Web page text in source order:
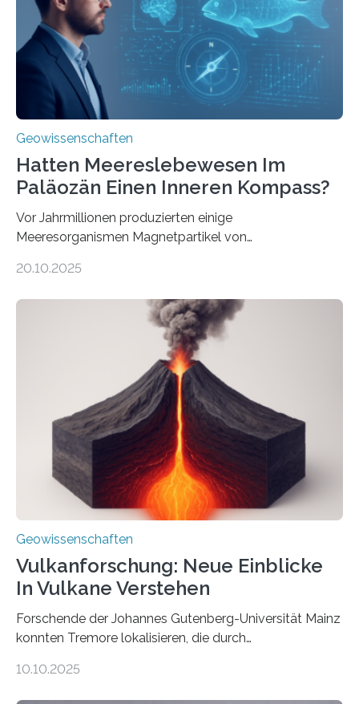
neu, um zu erklären, wie Eisen, das aus hydrothermalen
Systemen freigesetzt wird, über ganze Ozeanbecken
transportiert werden kann. „Das…
Geowissenschaften
Hatten Meereslebewesen Im
Paläozän Einen Inneren Kompass?
Vor Jahrmillionen produzierten einige
Meeresorganismen Magnetpartikel von
Sedimenten zu finden sind. Nun ist es einem
Domänen auf einem dieser „Riesenmagnetfossilien” mit
einer raffinierten Methode an der Diamond-
Röntgenquelle zu kartieren. Ihre Analyse zeigt, dass
diese Partikel es den Organismen ermöglicht haben
könnten, winzige Schwankungen sowohl in der
Richtung als auch in der Intensität des Erdmagnetfelds
wahrzunehmen. Dadurch konnten sie sich verorten und
über den Ozean navigieren. Vor einigen Jahren…
20.10.2025
Geowissenschaften
Vulkanforschung: Neue Einblicke
In Vulkane Verstehen
Forschende der Johannes Gutenberg-Universität Mainz
konnten Tremore lokalisieren, die durch
Vulkan? Was passiert in der Erde darunter? Wo
10.10.2025